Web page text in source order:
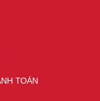
TOÁN